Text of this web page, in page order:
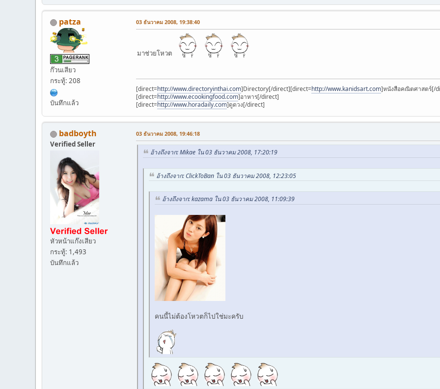
patza
ก๊วนเสียว
กระทู้: 208
บันทึกแล้ว
03 ธันวาคม 2008, 19:38:40
มาช่วยโหวต
[direct=http://www.directoryinthai.com]Directory[/direct][direct=http://www.kanidsart.com]หนังสือคณิตศาสตร์[/
[direct=http://www.ecookingfood.com]อาหาร[/direct]
[direct=http://www.horadaily.com]ดูดวง[/direct]
badboyth
Verified Seller
หัวหน้าแก๊งเสียว
กระทู้: 1,493
บันทึกแล้ว
03 ธันวาคม 2008, 19:46:18
อ้างถึงจาก: Mikae ใน 03 ธันวาคม 2008, 17:20:19
อ้างถึงจาก: ClickToBan ใน 03 ธันวาคม 2008, 12:23:05
อ้างถึงจาก: kazama ใน 03 ธันวาคม 2008, 11:09:39
คนนี้ไม่ต้องโหวตก็ไปใช่มะครับ